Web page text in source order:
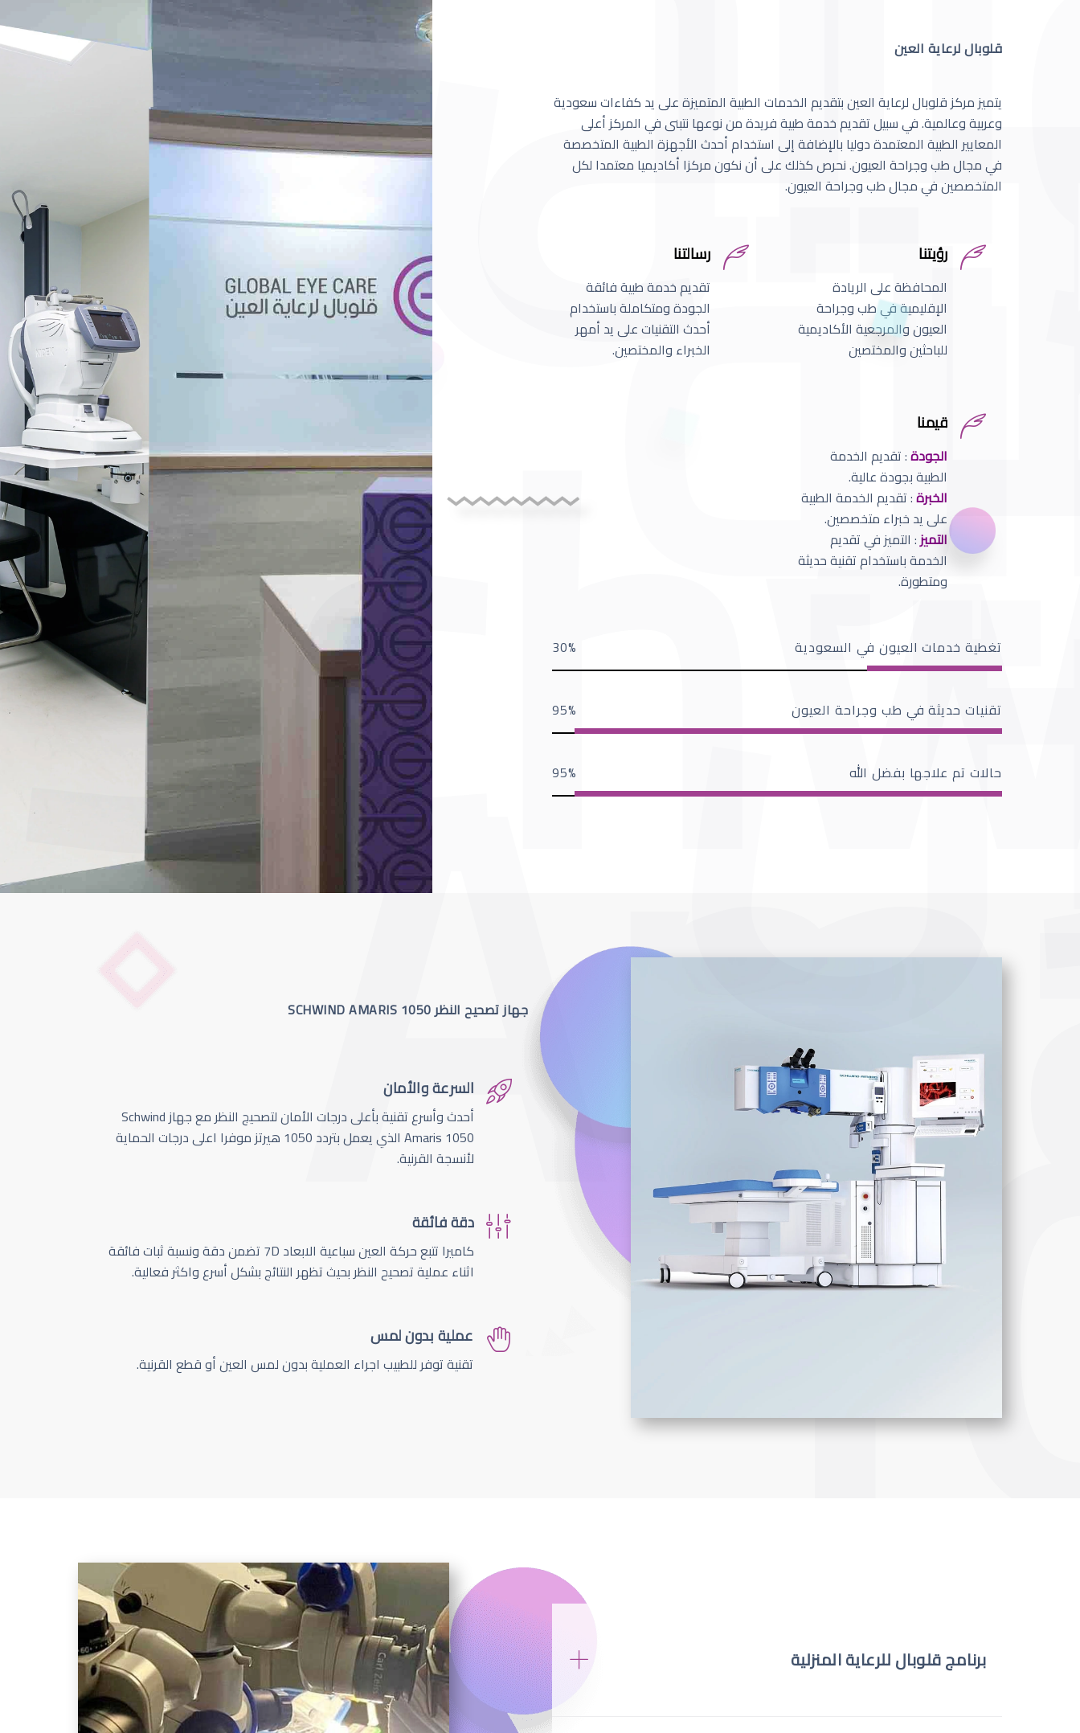
قلوبال لرعاية العين
يتميز مركز قلوبال لرعاية العين بتقديم الخدمات الطبية المتميزة على يد كفاءات سعودية
وعربية وعالمية. في سبيل تقديم خدمة طبية فريدة من نوعها نتبنى في المركز أعلى
المعايير الطبية المعتمدة دوليا بالإضافة إلى استخدام أحدث الأجهزة الطبية المتخصصة
في مجال طب وجراحة العيون. نحرص كذلك على أن نكون مركزا أكاديميا معتمدا لكل
المتخصصين في مجال طب وجراحة العيون.
رؤيتنا
المحافظة على الريادة
الإقليمية في طب وجراحة
العيون والمرجعية الأكاديمية
للباحثين والمختصين
رسالتنا
تقديم خدمة طبية فائقة
الجودة ومتكاملة باستخدام
أحدث التقنيات على يد أمهر
الخبراء والمختصين.
قيمنا
الجودة: تقديم الخدمة
الطبية بجودة عالية.
الخبرة: تقديم الخدمة الطبية
على يد خبراء متخصصين.
التميز: التميز في تقديم
الخدمة باستخدام تقنية حديثة
ومتطورة.
تغطية خدمات العيون في السعودية 30
تقنيات حديثة في طب وجراحة العيون 95
حالات تم علاجها بفضل الله 95
جهاز تصحيح النظر SCHWIND AMARIS 1050
السرعة والأمان
أحدث وأسرع تقنية بأعلى درجات الأمان لتصحيج النظر مع جهاز Schwind
Amaris 1050 الذي يعمل بتردد 1050 هيرتز موفرا اعلى درجات الحماية
لأنسجة القرنية.
دقة فائقة
كاميرا تتبع حركة العين سباعية الابعاد 7D تضمن دقة ونسبة ثبات فائقة
اثناء عملية تصحيح النظر بحيث تظهر النتائج بشكل أسرع واكثر فعالية.
عملية بدون لمس
تقنية توفر للطبيب اجراء العملية بدون لمس العين أو قطع القرنية.
برنامج قلوبال للرعاية المنزلية